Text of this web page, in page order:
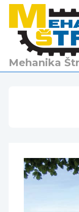
Content
Mehanika